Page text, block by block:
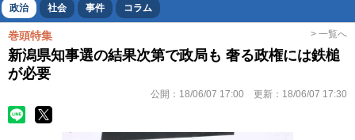
ボートレース 競輪 オートレース
政治 社会 事件 コラム
巻頭特集 > 一覧へ
新潟県知事選の結果次第で政局も 奢る政権には鉄槌
が必要
公開： 18/06/07 17:00 更新： 18/06/07 17:30